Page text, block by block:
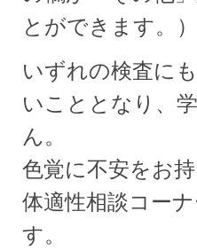
とができます。）
いずれの検査に
いこととなり、
ん。
色覚に不安をお
体適性相談コー
す。